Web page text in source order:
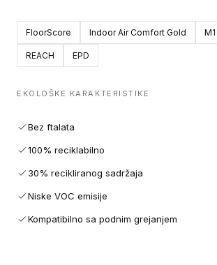
FloorScore Indoor Air Comfort Gold M1
REACH EPD
EKOLOŠKE KARAKTERISTIKE
Bez ftalata
100% reciklabilno
30% recikliranog sadržaja
Niske VOC emisije
Kompatibilno sa podnim grejanjem